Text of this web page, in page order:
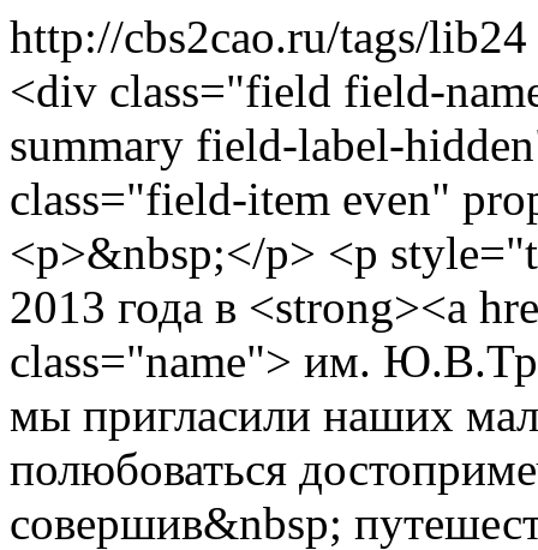
http://cbs2cao.ru/tags/lib24
<div class="field field-
summary field-label-
class="field-item even"
<p>&nbsp;</p> <p
2013 года в <strong><a
class="name"> им.
мы пригласили наших
полюбоваться
совершив&nbsp;